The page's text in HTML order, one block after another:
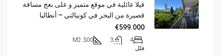
فيلا عائلية في موقع متميز و على بعج مسافة
قصيرة من البحر في كونيالتي – أنطاليا
€599.000
4
3
300 M2
فلل